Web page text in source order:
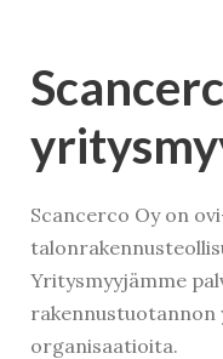
Scancerco Oy on
Yritysmyyjämme
rakennustuotannon
organisaatioita.